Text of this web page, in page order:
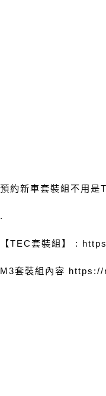
預約新車套裝組不用是
.
【TEC套裝組】 :
M3套裝組內容 https://